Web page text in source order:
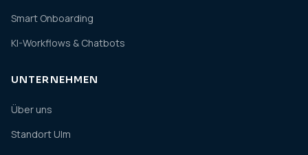
Smart Onboarding
KI-Workflows & Chatbots
UNTERNEHMEN
Über uns
Standort Ulm